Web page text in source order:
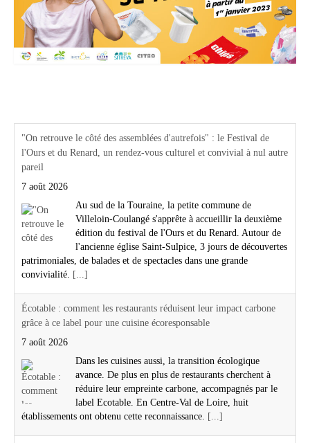
"On retrouve le côté des assemblées d'autrefois" : le Festival de
l'Ours et du Renard, un rendez-vous culturel et convivial à nul autre
pareil
7 août 2026
Au sud de la Touraine, la petite commune de
Villeloin-Coulangé s'apprête à accueillir la deuxième
édition du festival de l'Ours et du Renard. Autour de
l'ancienne église Saint-Sulpice, 3 jours de découvertes
patrimoniales, de balades et de spectacles dans une grande
convivialité. [...]
Écotable : comment les restaurants réduisent leur impact carbone
grâce à ce label pour une cuisine écoresponsable
7 août 2026
Dans les cuisines aussi, la transition écologique
avance. De plus en plus de restaurants cherchent à
réduire leur empreinte carbone, accompagnés par le
label Ecotable. En Centre-Val de Loire, huit
établissements ont obtenu cette reconnaissance. [...]